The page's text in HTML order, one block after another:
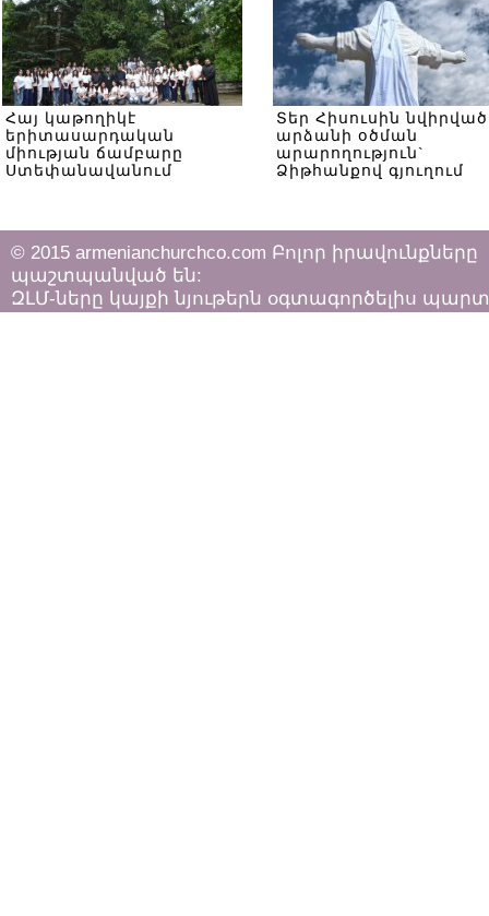
Հայ կաթողիկէ
երիտասարդական
միության ճամբարը
Ստեփանավանում
Տեր Հիսուսին նվիրված
արձանի օծման
արարողություն`
Ձիթհանքով գյուղում
© 2015 armenianchurchco.com Բոլոր իրավունքները
պաշտպանված են:
ԶԼՄ-ները կայքի նյութերն օգտագործելիս